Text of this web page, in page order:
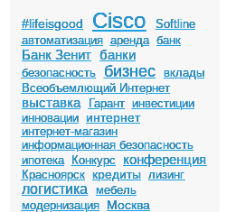
#lifeisgood Cisco
Softline
автоматизация аренда банк
Банк Зенит банки
безопасность бизнес
вклады
Всеобъемлющий Интернет
выставка Гарант инвестиции
инновации
интернет
интернет-магазин
информационная безопасность
ипотека
Конкурс конференция
Красноярск кредиты лизинг
логистика
мебель
модернизация
Москва